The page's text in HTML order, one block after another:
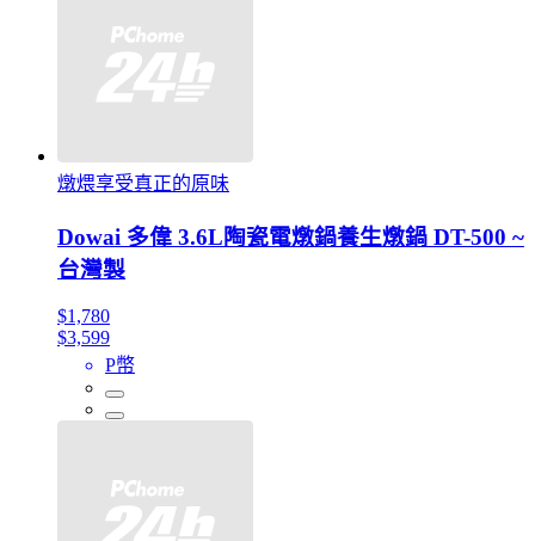
燉煨享受真正的原味
Dowai 多偉 3.6L陶瓷電燉鍋養生燉鍋 DT-500 ~
台灣製
$1,780
$3,599
P幣